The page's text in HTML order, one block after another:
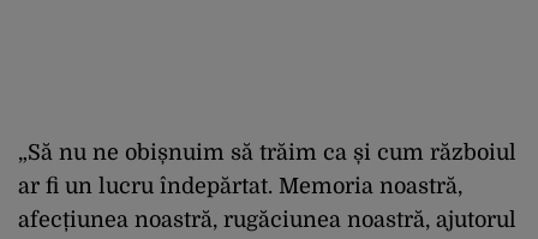
„Să nu ne obișnuim să trăim ca și cum războiul
ar fi un lucru îndepărtat. Memoria noastră,
afecțiunea noastră, rugăciunea noastră, ajutorul